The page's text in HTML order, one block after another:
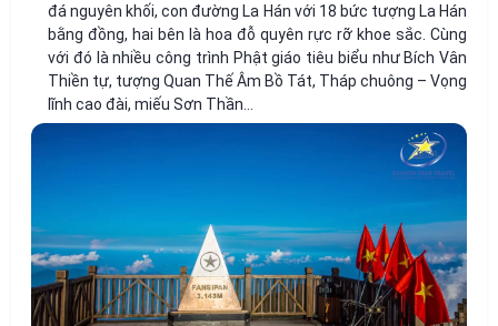
đá nguyên khối, con đường La Hán với 18 bức tượng La Hán
bằng đồng, hai bên là hoa đỗ quyên rực rỡ khoe sắc. Cùng
với đó là nhiều công trình Phật giáo tiêu biểu như Bích Vân
Thiền tự, tượng Quan Thế Âm Bồ Tát, Tháp chuông – Vọng
lĩnh cao đài, miếu Sơn Thần…